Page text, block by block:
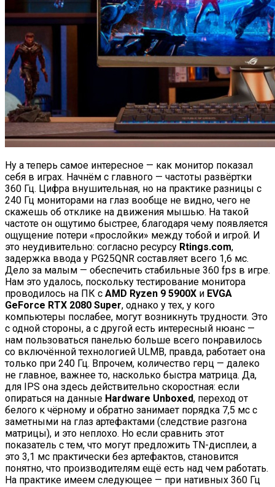
Ну а теперь самое интересное — как монитор показал
себя в играх. Начнём с главного — частоты развёртки
360 Гц. Цифра внушительная, но на практике разницы с
240 Гц мониторами на глаз вообще не видно, чего не
скажешь об отклике на движения мышью. На такой
частоте он ощутимо быстрее, благодаря чему появляется
ощущение потери «прослойки» между тобой и игрой. И
это неудивительно: согласно ресурсу Rtings.com,
задержка ввода у PG25QNR составляет всего 1,6 мс.
Дело за малым — обеспечить стабильные 360 fps в игре.
Нам это удалось, поскольку тестирование монитора
проводилось на ПК с AMD Ryzen 9 5900X и EVGA
GeForce RTX 2080 Super, однако у тех, у кого
компьютеры послабее, могут возникнуть трудности. Это
с одной стороны, а с другой есть интересный нюанс —
нам пользоваться панелью больше всего понравилось
со включённой технологией ULMB, правда, работает она
только при 240 Гц. Впрочем, количество герц — далеко
не главное, важнее то, насколько быстра матрица. Да,
для IPS она здесь действительно скоростная: если
опираться на данные Hardware Unboxed, переход от
белого к чёрному и обратно занимает порядка 7,5 мс с
заметными на глаз артефактами (следствие разгона
матрицы), и это неплохо. Но если сравнить этот
показатель с тем, что могут предложить TN-дисплеи, а
это 3,1 мс практически без артефактов, становится
понятно, что производителям ещё есть над чем работать.
На практике имеем следующее — при нативных 360 Гц